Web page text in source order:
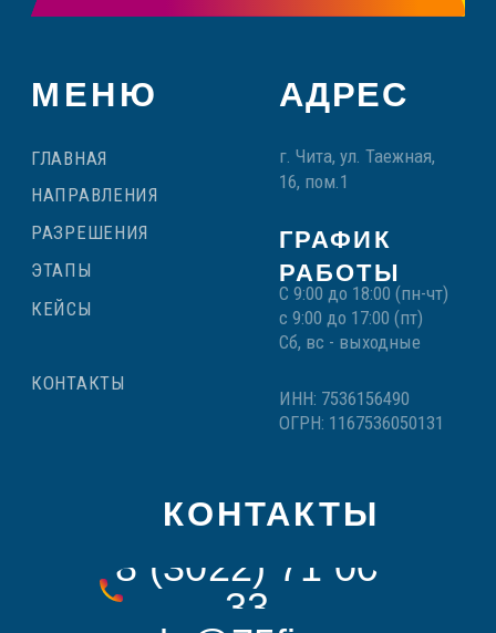
8 (3022) 71 00
Политики конфиденциальности и соглашения
Telegram
© 2025 ООО «Стандарт-сервис» | Все права защищены
Использование материалов с сайта запрещено